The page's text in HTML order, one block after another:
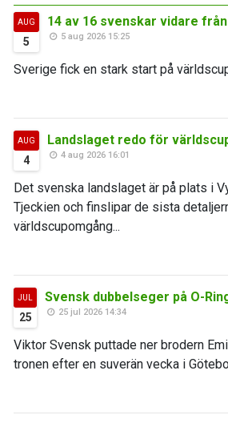
AUG
5
14 av 16 svenskar vidare
5 aug 2026 15:25
Sverige fick en stark start på
AUG
4
Landslaget redo för
4 aug 2026 16:01
Det svenska landslaget är på plats i
Tjeckien och finslipar de sista
världscupomgång...
JUL
25
Svensk dubbelseger på O-
25 jul 2026 14:34
Viktor Svensk puttade ner brodern
tronen efter en suverän vecka i